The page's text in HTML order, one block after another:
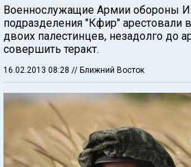
Военнослужащие Армии обороны
подразделения "Кфир" арестовали
двоих палестинцев, незадолго до
совершить теракт.
16.02.2013 08:28 // Ближний Восток